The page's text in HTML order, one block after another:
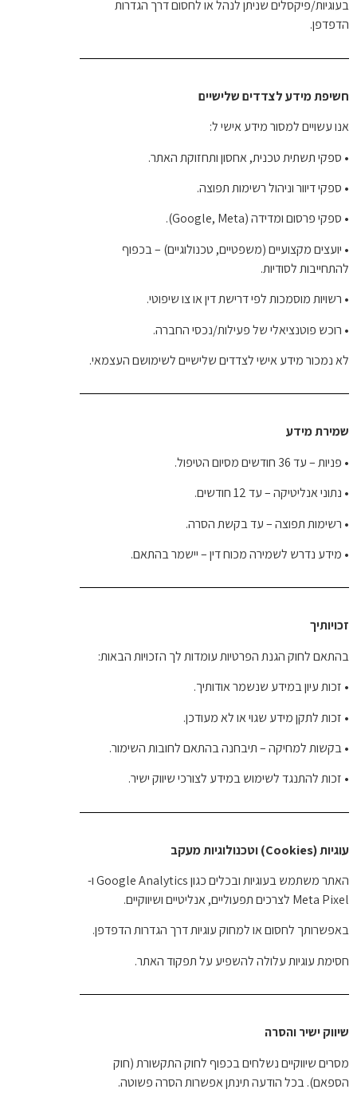
בעוגיות/פיקסלים שניתן לנהל או לחסום דרך הגדרות
הדפדפן.
חשיפת מידע לצדדים שלישיים
אנו עשויים למסור מידע אישי ל:
• ספקי תשתית טכנית, אחסון ותחזוקת האתר.
• ספקי דיוור וניהול רשימות תפוצה.
• ספקי פרסום ומדידה (Google, Meta).
• יועצים מקצועיים (משפטיים, טכנולוגיים) – בכפוף
להתחייבות לסודיות.
• רשויות מוסמכות לפי דרישת דין או צו שיפוטי.
• רוכש פוטנציאלי של פעילות/נכסי החברה.
לא נמכור מידע אישי לצדדים שלישיים לשימושם העצמאי.
שמירת מידע
• פניות – עד 36 חודשים מסיום הטיפול.
• נתוני אנליטיקה – עד 12 חודשים.
• רשימות תפוצה – עד בקשת הסרה.
• מידע נדרש לשמירה מכוח דין – יישמר בהתאם.
זכויותיך
בהתאם לחוק הגנת הפרטיות עומדות לך הזכויות הבאות:
• זכות עיון במידע שנשמר אודותיך.
• זכות לתקן מידע שגוי או לא מעודכן.
•בקשות למחיקה – תיבחנה בהתאם לחובות השימור.
• זכות להתנגד לשימוש במידע לצורכי שיווק ישיר.
עוגיות (Cookies) וטכנולוגיות מעקב
האתר משתמש בעוגיות ובכלים כגון Google Analytics ו-
Meta Pixel לצרכים תפעוליים, אנליטיים ושיווקיים.
באפשרותך לחסום או למחוק עוגיות דרך הגדרות הדפדפן.
חסימת עוגיות עלולה להשפיע על תפקוד האתר.
שיווק ישיר והסרה
מסרים שיווקיים נשלחים בכפוף לחוק התקשורת (חוק
הספאם). בכל הודעה תינתן אפשרות הסרה פשוטה.